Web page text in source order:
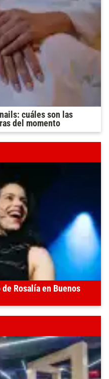
cuáles son las
del momento
Rosalía en Buenos